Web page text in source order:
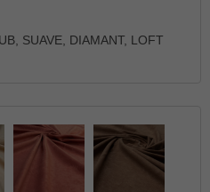
SUAVE, DIAMANT, LOFT